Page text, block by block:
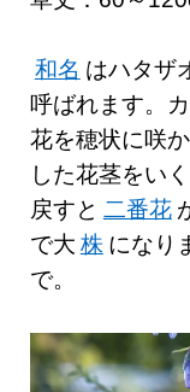
和名 はハタザ
呼ばれます。
花を穂状に咲
した花茎をい
戻すと 二番花
で大 株 になり
で。